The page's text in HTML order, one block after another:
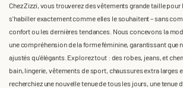
Chez Zizzi, vous trouverez des vêtements grande taille
s'habiller exactement comme elles le souhaitent – sans
confort ou les dernières tendances. Nous concevons la
une compréhension de la forme féminine, garantissant que
ajustés qu'élégants. Explorez tout : des robes, jeans, et
bain, lingerie, vêtements de sport, chaussures extra larges
recherchiez une nouvelle tenue de tous les jours, une tenue